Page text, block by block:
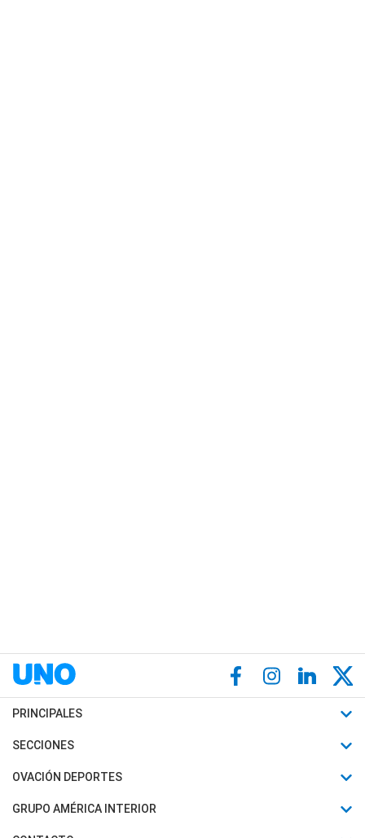
PRINCIPALES
Últimas Noticias
Política
SECCIONES
Horóscopo
Motores
OVACIÓN DEPORTES
Fútbol
Mundial
GRUPO AMÉRICA INTERIOR